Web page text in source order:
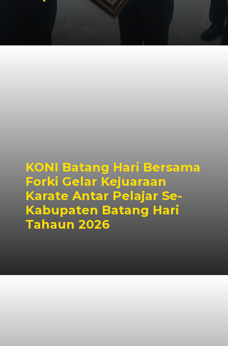
KONI Batang Hari Bersama
Forki Gelar Kejuaraan
Karate Antar Pelajar Se-
Kabupaten Batang Hari
Tahaun 2026